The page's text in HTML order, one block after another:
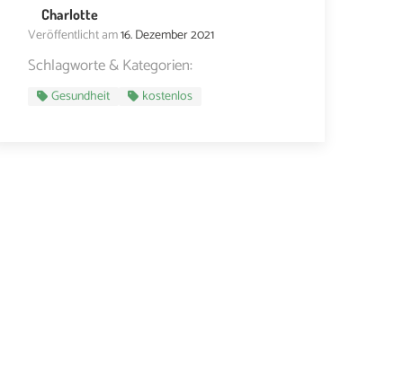
Charlotte
Veröffentlicht am16. Dezember 2021
Schlagworte & Kategorien:
Gesundheit kostenlos